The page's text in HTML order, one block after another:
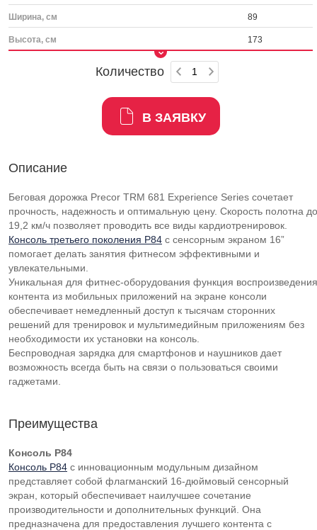
Ширина, см 89
Высота, см 173
Количество
В ЗАЯВКУ
Описание
Беговая дорожка Precor TRM 681 Experience Series сочетает
прочность, надежность и оптимальную цену. Скорость полотна до
19,2 км/ч позволяет проводить все виды кардиотренировок.
Консоль третьего поколения P84 с сенсорным экраном 16”
помогает делать занятия фитнесом эффективными и
увлекательными.
Уникальная для фитнес-оборудования функция воспроизведения
контента из мобильных приложений на экране консоли
обеспечивает немедленный доступ к тысячам сторонних
решений для тренировок и мультимедийным приложениям без
необходимости их установки на консоль.
Беспроводная зарядка для смартфонов и наушников дает
возможность всегда быть на связи о пользоваться своими
гаджетами.
Преимущества
Консоль P84
Консоль P84 с инновационным модульным дизайном
представляет собой флагманский 16-дюймовый сенсорный
экран, который обеспечивает наилучшее сочетание
производительности и дополнительных функций. Она
предназначена для предоставления лучшего контента с